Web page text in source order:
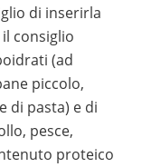
di inserirla
consiglio
(ad
piccolo,
di pasta) e di
pesce,
proteico